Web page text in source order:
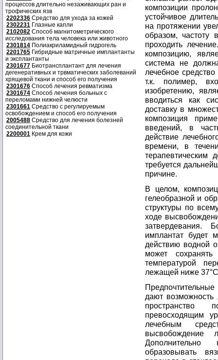
процессов длительно незаживающих ран и
трофических язв
2202336 Средство для ухода за кожей
2302231 Глазные капли
2102082 Способ магнитометрического
исследования тела человека или животного
2301814 Полиакриламидный гидрогель
2201765 Гибридные матричные имплантанты
и эксплантанты
2301677 Биотрансплантант для лечения
дегенеративных и трвматических заболеваний
хрящевой ткани и способ его получения
2301676 Способ лечения ревматизма
2301674 Способ лечения больных с
переломами нижней челюсти
2301661 Средство с регулируемым
освобождением и способ его получения
2005488 Средство для лечения болезней
соединительной ткани
2200001 Крем для кожи
композиции
устойчивое
на протяжении
образом, частоту
проходить
композицию,
система не
лечебное
т.к. полимер,
изобретению,
вводиться как
доставку в
композиция
введений, в
действие
времени, в
терапевтическим
требуется
причине.
В целом,
гелеобразной и
структуры по
ходе
затвердевания.
имплантат будет
действию водной
может
температурой
лежащей ниже
дают возможность
пространство
превосходящим
лечебным
высвобождение
Дополнительно
образовывать